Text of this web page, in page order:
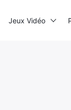
Jeux Vidéo